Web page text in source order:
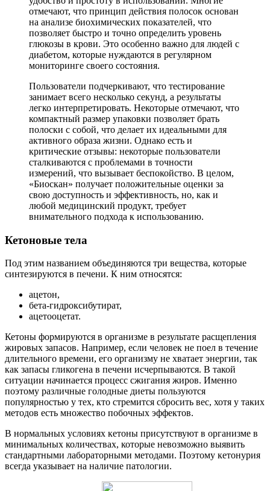
отмечают, что принцип действия полосок основан
на анализе биохимических показателей, что
позволяет быстро и точно определить уровень
глюкозы в крови. Это особенно важно для людей с
диабетом, которые нуждаются в регулярном
мониторинге своего состояния.
Пользователи подчеркивают, что тестирование
занимает всего несколько секунд, а результаты
легко интерпретировать. Некоторые отмечают, что
компактный размер упаковки позволяет брать
полоски с собой, что делает их идеальными для
активного образа жизни. Однако есть и
критические отзывы: некоторые пользователи
сталкиваются с проблемами в точности
измерений, что вызывает беспокойство. В целом,
«Биоскан» получает положительные оценки за
свою доступность и эффективность, но, как и
любой медицинский продукт, требует
внимательного подхода к использованию.
Кетоновые тела
Под этим названием объединяются три вещества, которые
синтезируются в печени. К ним относятся:
ацетон,
бета-гидроксибутират,
ацетооцетат.
Кетоны формируются в организме в результате расщепления
жировых запасов. Например, если человек не поел в течение
длительного времени, его организму не хватает энергии, так
как запасы гликогена в печени исчерпываются. В такой
ситуации начинается процесс сжигания жиров. Именно
поэтому различные голодные диеты пользуются
популярностью у тех, кто стремится сбросить вес, хотя у таких
методов есть множество побочных эффектов.
В нормальных условиях кетоны присутствуют в организме в
минимальных количествах, которые невозможно выявить
стандартными лабораторными методами. Поэтому кетонурия
всегда указывает на наличие патологии.